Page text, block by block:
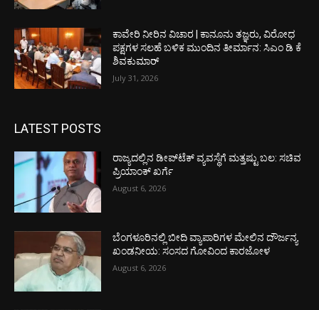
ಕಾವೇರಿ ನೀರಿನ ವಿಚಾರ | ಕಾನೂನು ತಜ್ಞರು, ವಿರೋಧ
ಪಕ್ಷಗಳ ಸಲಹೆ ಬಳಿಕ ಮುಂದಿನ ತೀರ್ಮಾನ: ಸಿಎಂ ಡಿ ಕೆ
ಶಿವಕುಮಾರ್
July 31, 2026
LATEST POSTS
ರಾಜ್ಯದಲ್ಲಿನ ಡೀಪ್‌ಟೆಕ್‌ ವ್ಯವಸ್ಥೆಗೆ ಮತ್ತಷ್ಟು ಬಲ: ಸಚಿವ
ಪ್ರಿಯಾಂಕ್ ಖರ್ಗೆ
August 6, 2026
ಬೆಂಗಳೂರಿನಲ್ಲಿ ಬೀದಿ ವ್ಯಾಪಾರಿಗಳ ಮೇಲಿನ ದೌರ್ಜನ್ಯ
ಖಂಡನೀಯ: ಸಂಸದ ಗೋವಿಂದ ಕಾರಜೋಳ
August 6, 2026